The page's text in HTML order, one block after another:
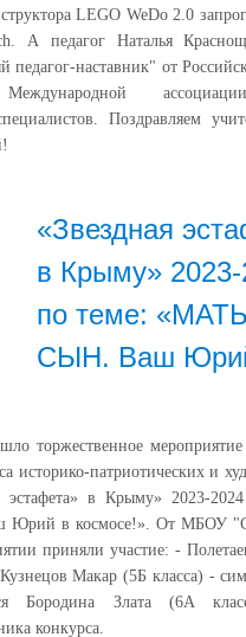
LEGO WeDo 2.0
А педагог Наталья
педагог-наставник" от
Международной
Поздравляем
«Звездная
в Крыму» 2023-
по теме:
СЫН. Ваш
торжественное
историко-патриотических и
эстафета» в Крыму» 2023-
в космосе!». От МБОУ
приняли участие: -
Макар (5Б класса) -
Бородина Злата (6А
конкурса.